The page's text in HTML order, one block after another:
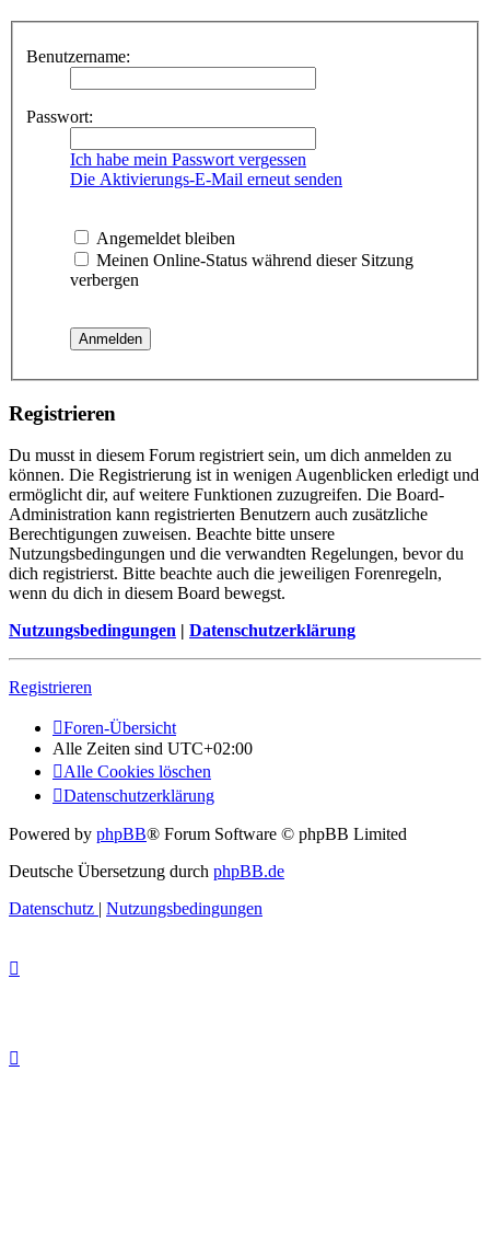
Benutzername:
Passwort:
Ich habe mein Passwort vergessen
Die Aktivierungs-E-Mail erneut senden
Angemeldet bleiben
Meinen Online-Status während dieser Sitzung
verbergen
Registrieren
Du musst in diesem Forum registriert sein, um dich anmelden zu
können. Die Registrierung ist in wenigen Augenblicken erledigt und
ermöglicht dir, auf weitere Funktionen zuzugreifen. Die Board-
Administration kann registrierten Benutzern auch zusätzliche
Berechtigungen zuweisen. Beachte bitte unsere
Nutzungsbedingungen und die verwandten Regelungen, bevor du
dich registrierst. Bitte beachte auch die jeweiligen Forenregeln,
wenn du dich in diesem Board bewegst.
Nutzungsbedingungen | Datenschutzerklärung
Registrieren
Foren-Übersicht
Alle Zeiten sind UTC+02:00
Alle Cookies löschen
Datenschutzerklärung
Powered by phpBB® Forum Software © phpBB Limited
Deutsche Übersetzung durch phpBB.de
Datenschutz | Nutzungsbedingungen